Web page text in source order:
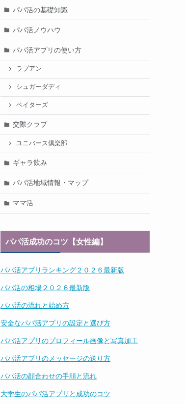
パパ活の基礎知識
パパ活ノウハウ
パパ活アプリの使い方
ラブアン
シュガーダディ
ペイターズ
交際クラブ
ユニバース倶楽部
ギャラ飲み
パパ活地域情報・マップ
ママ活
パパ活成功のコツ【女性編】
パパ活アプリランキング２０２６最新版
パパ活の相場２０２６最新版
パパ活の流れと始め方
安全なパパ活アプリの設定と選び方
パパ活アプリのプロフィール画像と写真加工
パパ活アプリのメッセージの送り方
パパ活の顔合わせの手順と流れ
大学生のパパ活アプリと成功のコツ